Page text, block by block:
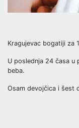
Kragujevac bogatiji za
U poslednja 24 časa u
beba.
Osam devojčica i šest